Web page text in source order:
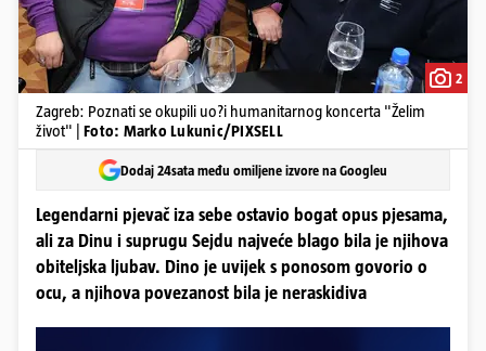
2
Zagreb: Poznati se okupili uo?i humanitarnog koncerta "Želim
život" | Foto: Marko Lukunic/PIXSELL
Dodaj 24sata među omiljene izvore na Googleu
Legendarni pjevač iza sebe ostavio bogat opus pjesama,
ali za Dinu i suprugu Sejdu najveće blago bila je njihova
obiteljska ljubav. Dino je uvijek s ponosom govorio o
ocu, a njihova povezanost bila je neraskidiva